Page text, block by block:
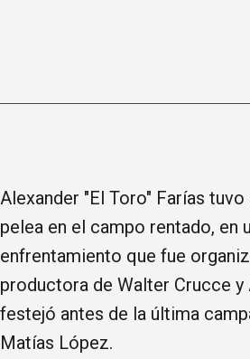
Alexander "El Toro" Farías
pelea en el campo rentado, en
enfrentamiento que fue
productora de Walter Crucce y
festejó antes de la última
Matías López.